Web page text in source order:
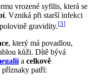
vrozené syfilis, která se
. Vzniká při starší infekci
gravidity.[3]
, který má povadlou,
kůži. Dítě bývá
a celkově
příznaky patří: